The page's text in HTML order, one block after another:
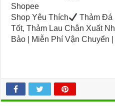
Shopee
Shop Yêu Thích
Thảm Đá
Tốt, Thảm Lau Chân Xuất
Bảo | Miễn Phí Vận Chuyển